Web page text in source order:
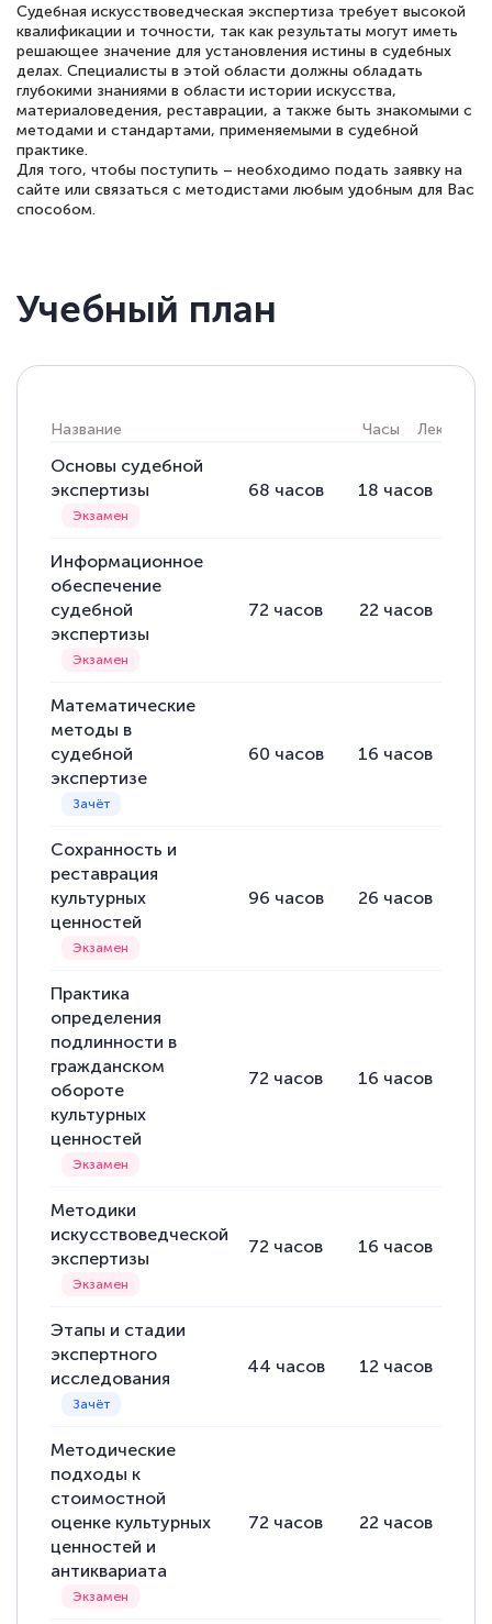
Оставила заявку на обучение онлайн, мне
быстро ответили, разъяснили все детали.
Обучение понравилось: огромное
количество тематической литературы,
пособий и учебников доступно на время
прохождения курса, удобная система
аттестации, проблем не возникло ни на
Судебная искусствоведческая экспертиза требует высокой
квалификации и точности, так как результаты могут иметь
решающее значение для установления истины в судебных
делах. Специалисты в этой области должны обладать
глубокими знаниями в области истории искусства,
материаловедения, реставрации, а также быть знакомыми с
методами и стандартами, применяемыми в судебной
практике.
Для того, чтобы поступить – необходимо подать заявку на
сайте или связаться с методистами любым удобным для Вас
способом.
Учебный план
Название Часы Лекции
Основы судебной
экспертизы
68 часов 18 часов
Информационное
обеспечение
судебной
экспертизы
72 часов 22 часов
Математические
методы в
судебной
экспертизе
60 часов 16 часов
Сохранность и
реставрация
культурных
ценностей
96 часов 26 часов
Практика
определения
подлинности в
гражданском
обороте
культурных
ценностей
72 часов 16 часов
Методики
искусствоведческой
экспертизы
72 часов 16 часов
Этапы и стадии
экспертного
исследования
44 часов 12 часов
Методические
подходы к
стоимостной
оценке культурных
ценностей и
антиквариата
72 часов 22 часов